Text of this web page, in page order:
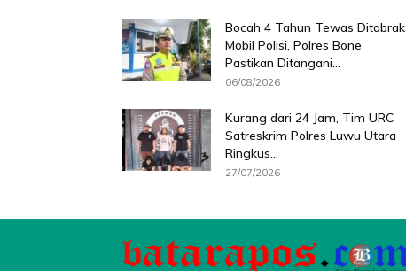
Bocah 4 Tahun Tewas Ditabrak
Mobil Polisi, Polres Bone
Pastikan Ditangani...
06/08/2026
Kurang dari 24 Jam, Tim URC
Satreskrim Polres Luwu Utara
Ringkus...
27/07/2026